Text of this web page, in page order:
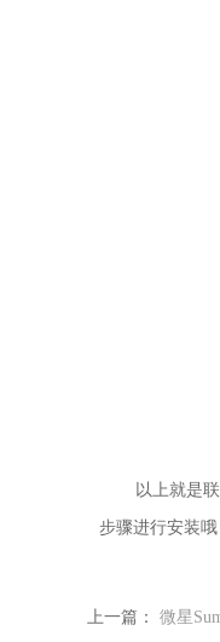
以上就是
步骤进行安装
上一篇：